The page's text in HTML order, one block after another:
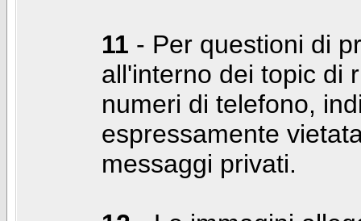
11 - Per questioni di
all'interno dei topic di
numeri di telefono,
espressamente
messaggi privati.